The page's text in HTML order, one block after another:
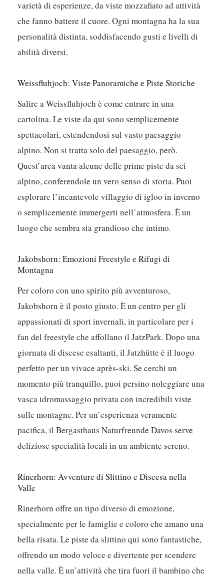
varietà di esperienze, da viste mozzafiato ad attività
che fanno battere il cuore.Ogni montagna ha la sua
personalità distinta, soddisfacendo gusti e livelli di
abilità diversi.
Weissfluhjoch: Viste Panoramiche e Piste Storiche
Salire a Weissfluhjoch è come entrare in una
cartolina. Le viste da qui sono semplicemente
spettacolari, estendendosi sul vasto paesaggio
alpino. Non si tratta solo del paesaggio, però.
Quest’area vanta alcune delle prime piste da sci
alpino, conferendole un vero senso di storia. Puoi
esplorare l’incantevole villaggio di igloo in inverno
o semplicemente immergerti nell’atmosfera. È un
luogo che sembra sia grandioso che intimo.
Jakobshorn: Emozioni Freestyle e Rifugi di
Montagna
Per coloro con uno spirito più avventuroso,
Jakobshorn è il posto giusto. È un centro per gli
appassionati di sport invernali, in particolare per i
fan del freestyle che affollano il JatzPark. Dopo una
giornata di discese esaltanti, il Jatzhütte è il luogo
perfetto per un vivace après-ski. Se cerchi un
momento più tranquillo, puoi persino noleggiare una
vasca idromassaggio privata con incredibili viste
sulle montagne. Per un’esperienza veramente
pacifica, il Bergasthaus Naturfreunde Davos serve
deliziose specialità locali in un ambiente sereno.
Rinerhorn: Avventure di Slittino e Discesa nella
Valle
Rinerhorn offre un tipo diverso di emozione,
specialmente per le famiglie e coloro che amano una
bella risata. Le piste da slittino qui sono fantastiche,
offrendo un modo veloce e divertente per scendere
nella valle. È un’attività che tira fuori il bambino che